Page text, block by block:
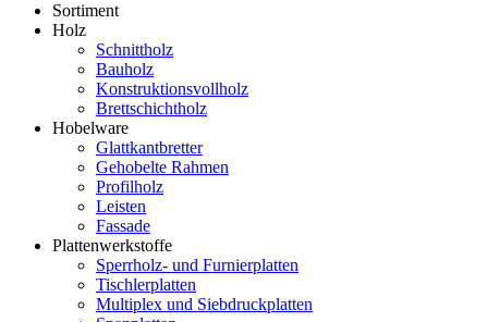
Sortiment
Holz
Schnittholz
Bauholz
Konstruktionsvollholz
Brettschichtholz
Hobelware
Glattkantbretter
Gehobelte Rahmen
Profilholz
Leisten
Fassade
Plattenwerkstoffe
Sperrholz- und Furnierplatten
Tischlerplatten
Multiplex und Siebdruckplatten